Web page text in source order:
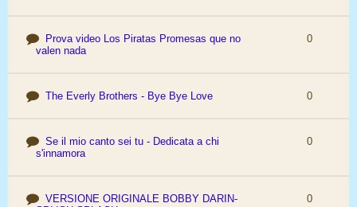
Prova video Los Piratas Promesas que no
valen nada
0
The Everly Brothers - Bye Bye Love 0
Se il mio canto sei tu - Dedicata a chi
s'innamora
0
VERSIONE ORIGINALE BOBBY DARIN-
0